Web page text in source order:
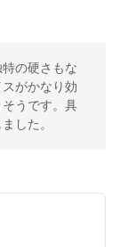
の硬さもな
がかなり効
うです。具
した。